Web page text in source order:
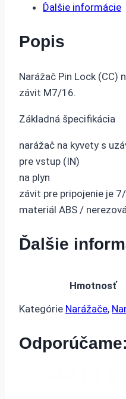
Ďalšie informácie
Popis
Narážač Pin Lock (CC)
závit M7/16.
Základná špecifikácia
narážač na kyvety s
pre vstup (IN)
na plyn
závit pre pripojenie je
materiál ABS /
Ďalšie
Hmotnosť
Kategórie Narážače,
Odporúčame: